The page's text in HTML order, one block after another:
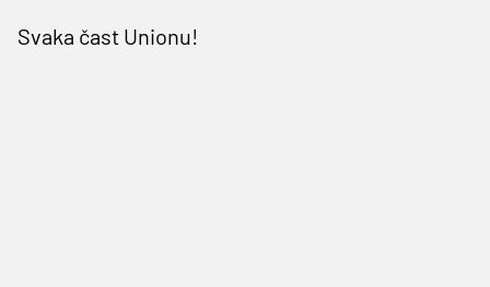
Svaka čast Unionu!